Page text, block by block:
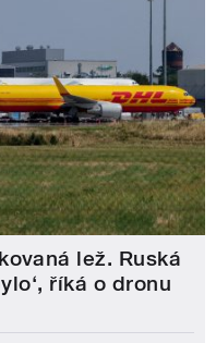
lež. Ruská
říká o dronu